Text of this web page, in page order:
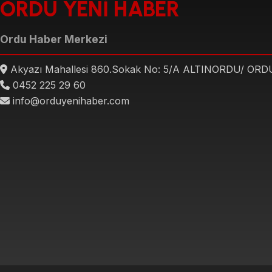
ORDU YENİ HABER
Ordu Haber Merkezi
Akyazı Mahallesi 860.Sokak No: 5/A ALTINORDU/
0452 225 29 60
info@orduyenihaber.com